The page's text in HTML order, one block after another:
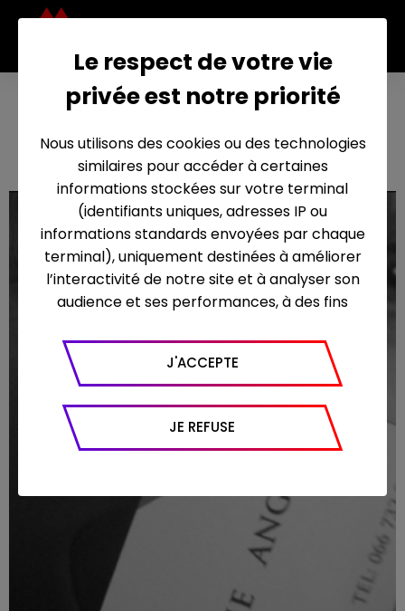
On the road
Le respect de votre vie
privée est notre priorité
Nous utilisons des cookies ou des technologies
similaires pour accéder à certaines
informations stockées sur votre terminal
(identifiants uniques, adresses IP ou
informations standards envoyées par chaque
terminal), uniquement destinées à améliorer
l’interactivité de notre site et à analyser son
audience et ses performances, à des fins
Google Analytics pour générer des rapports
sur le trafic (nombre de visites, temps passé
sur le site, nombre de pages vues en moyenne,
appareil et navigateur utilisé, emplacement
géographique), l’origine du trafic et la
J'ACCEPTE
JE REFUSE